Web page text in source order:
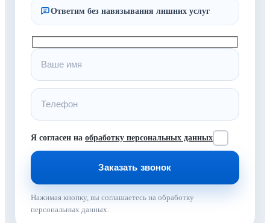
Ответим без навязывания лишних услуг
Я согласен на обработку персональных данных
Нажимая кнопку, вы соглашаетесь на обработку
персональных данных.